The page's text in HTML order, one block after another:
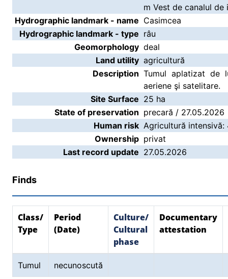
m Vest de canalul de
Hydrographic landmark - name Casimcea
Hydrographic landmark - type râu
Geomorphology deal
Land utility agricultură
Description Tumul aplatizat de
aeriene şi satelitare.
Site Surface 25 ha
State of preservation precară / 27.05.2026
Human risk Agricultură intensivă:
Ownership privat
Last record update 27.05.2026
Finds
Class/
Type
Period
(Date)
Culture/
Cultural
phase
Documentary
attestation
Tumul necunoscută